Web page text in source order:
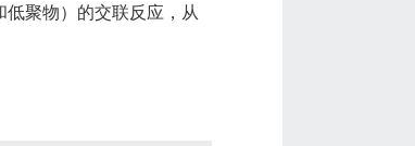
聚物）的交联反应，从